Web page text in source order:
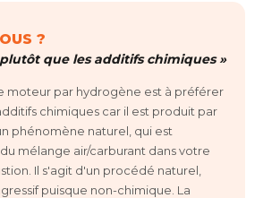
?
que les additifs chimiques »
moteur par hydrogène est à préférer
chimiques car il est produit par
phénomène naturel, qui est
mélange air/carburant dans votre
Il s'agit d'un procédé naturel,
puisque non-chimique. La